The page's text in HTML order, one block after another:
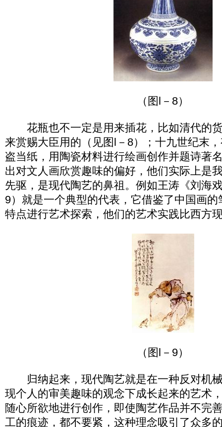
（图l－8）
花瓶也不一定是用来插花，比如清代的
来赏赐大臣用的（见图l－8）；十九世纪末
盗当纸，用陶瓷材料进行绘画创作并题诗著
出对文人画欣赏趣味的偏好，他们实际上是
先驱，是现代陶艺的鼻祖。例如王涛《刘海
9）就是一个典型的代表，它借鉴了中国画
特点进行艺术探索，他们的艺术实践比西方
（图l－9）
归纳起来，现代陶艺就是在一种反对机
现个人的审美趣味的观念下成长起来的艺术
随心所欲地进行创作，即使陶艺作品并不完
工的痕迹，都不要紧，这种理念吸引了众多